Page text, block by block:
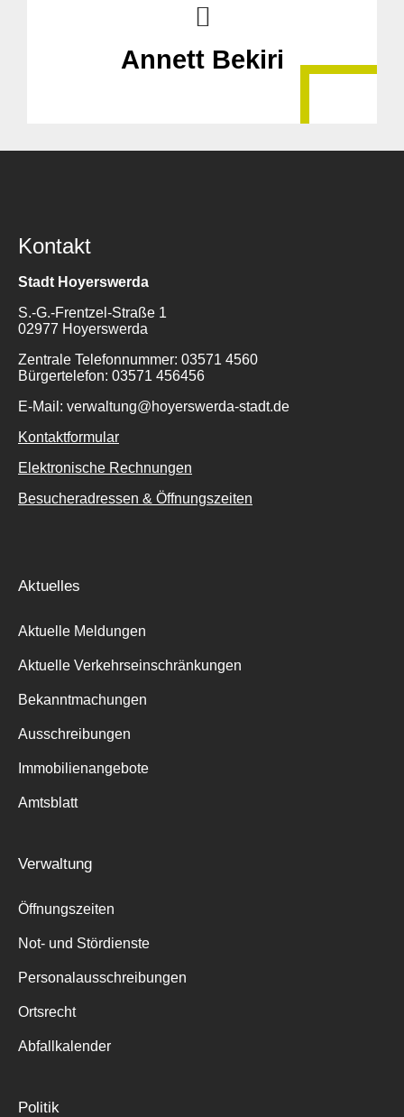
für:
Annett Bekiri
Kontakt
Stadt Hoyerswerda
S.-G.-Frentzel-Straße 1
02977 Hoyerswerda
Zentrale Telefonnummer: 03571 4560
Bürgertelefon: 03571 456456
E-Mail: verwaltung@hoyerswerda-stadt.de
Kontaktformular
Elektronische Rechnungen
Besucheradressen & Öffnungszeiten
Aktuelles
Aktuelle Meldungen
Aktuelle Verkehrseinschränkungen
Bekanntmachungen
Ausschreibungen
Immobilienangebote
Amtsblatt
Verwaltung
Öffnungszeiten
Not- und Stördienste
Personalausschreibungen
Ortsrecht
Abfallkalender
Politik